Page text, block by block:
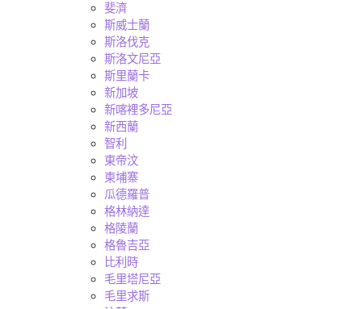
斐濟
斯威士蘭
斯洛伐克
斯洛文尼亞
斯里蘭卡
新加坡
新喀裡多尼亞
新西蘭
智利
東帝汶
柬埔寨
瓜德羅普
格林納達
格陵蘭
格魯吉亞
比利時
毛里塔尼亞
毛里求斯